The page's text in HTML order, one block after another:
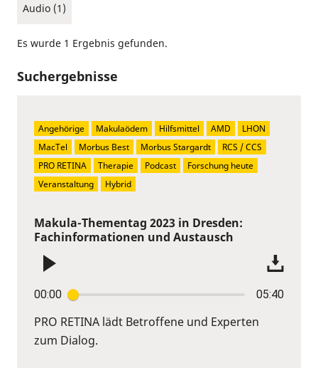
Audio (1)
Es wurde 1 Ergebnis gefunden.
Suchergebnisse
Makula-Thementag 2023 in Dresden:
Fachinformationen und Austausch
00:00 05:40
PRO RETINA lädt Betroffene und Experten
zum Dialog.
Angehörige Makulaödem Hilfsmittel AMD
LHON
MacTel
Morbus Best Morbus Stargardt
RCS / CCS
PRO RETINA
Therapie Podcast
Forschung heute
Veranstaltung
Hybrid